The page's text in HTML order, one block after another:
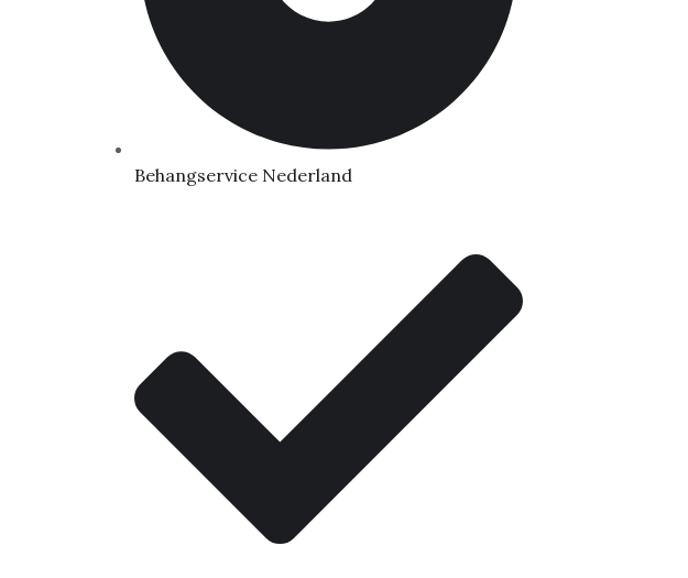
Behangservice Nederland